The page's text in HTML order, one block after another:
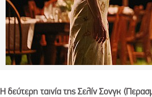
Η δεύτερη ταινία της Σελίν Σονγκ